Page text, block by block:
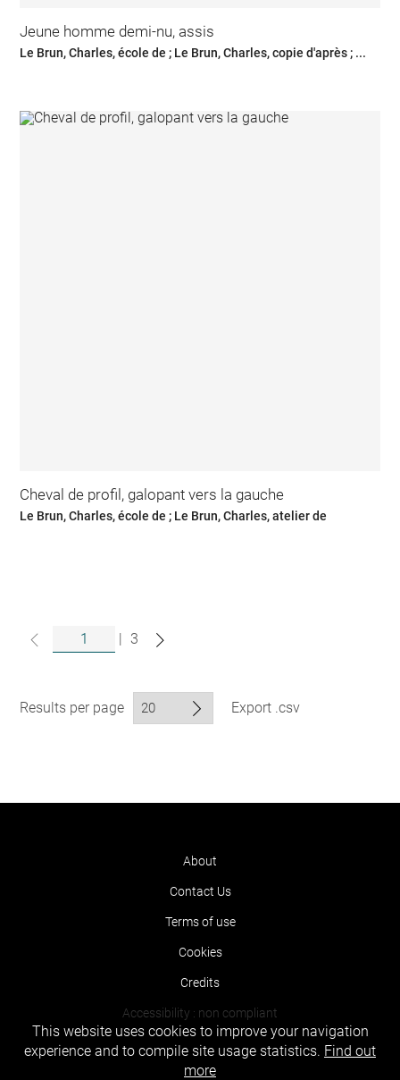
Jeune homme demi-nu, assis
Le Brun, Charles, école de ; Le Brun, Charles, copie d'après ; ...
Cheval de profil, galopant vers la gauche
Le Brun, Charles, école de ; Le Brun, Charles, atelier de
3
Results per page Export .csv
About
Contact Us
Terms of use
Cookies
Credits
Accessibility : non compliant
This website uses cookies to improve your navigation
experience and to compile site usage statistics. Find out
more